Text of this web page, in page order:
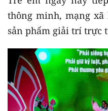
thông minh, mạng
sản phẩm giải trí trực